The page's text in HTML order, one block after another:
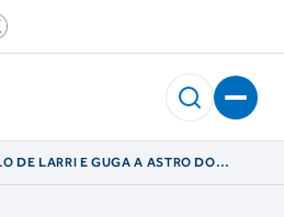
DE LARRI E GUGA A ASTRO DO